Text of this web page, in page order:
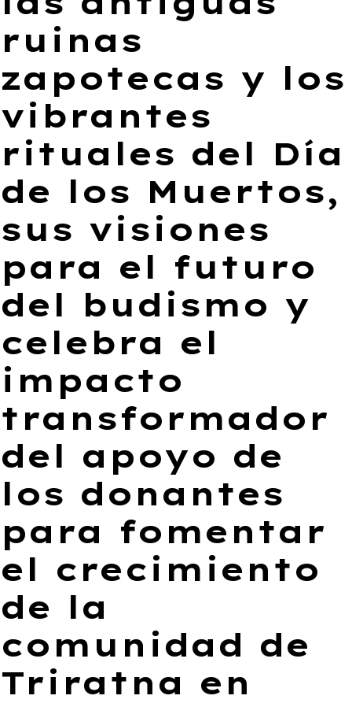
ruinas
zapotecas y los
vibrantes
rituales del Día
de los Muertos,
sus visiones
para el futuro
del budismo y
celebra el
impacto
transformador
del apoyo de
los donantes
para fomentar
el crecimiento
de la
comunidad de
Triratna en